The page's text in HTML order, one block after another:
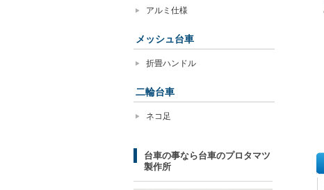
アルミ仕様
メッシュ台車
折畳ハンドル
二輪台車
ネコ足
台車の事なら台車のプロタマツ
製作所